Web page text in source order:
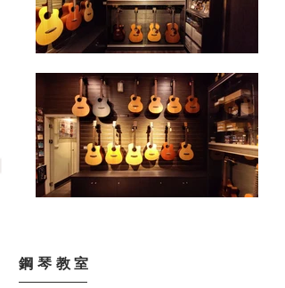
​鋼琴教室